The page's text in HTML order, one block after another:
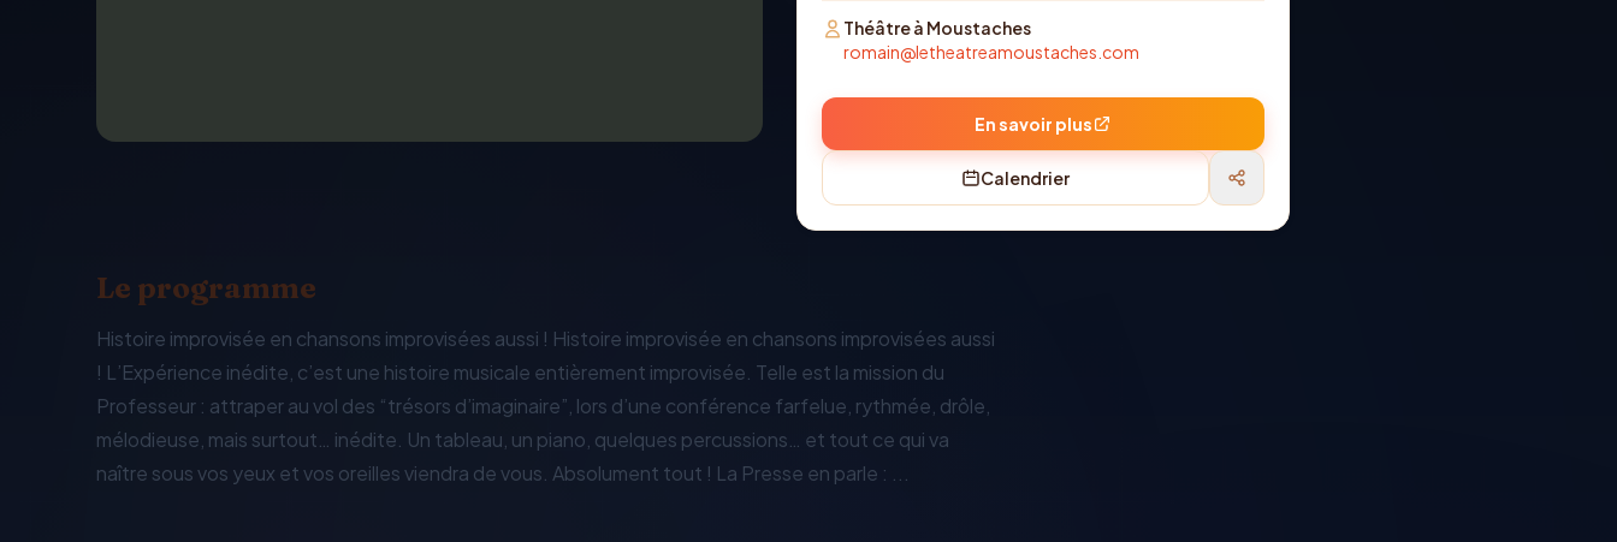
Théâtre à Moustaches
romain@letheatreamoustaches.com
En savoir plus
Calendrier
Le programme
Histoire improvisée en chansons improvisées aussi ! Histoire improvisée en chansons improvisées aussi
! L’Expérience inédite, c’est une histoire musicale entièrement improvisée. Telle est la mission du
Professeur : attraper au vol des “trésors d’imaginaire”, lors d’une conférence farfelue, rythmée, drôle,
mélodieuse, mais surtout… inédite. Un tableau, un piano, quelques percussions… et tout ce qui va
naître sous vos yeux et vos oreilles viendra de vous. Absolument tout ! La Presse en parle : ...